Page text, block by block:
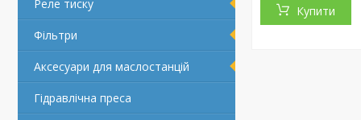
Реле тиску
Фільтри
Аксесуари для маслостанцій
Гідравлічна преса
Купити